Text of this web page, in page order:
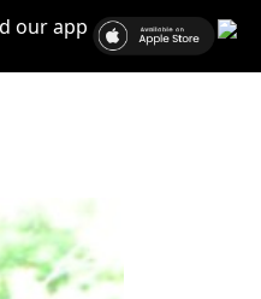
our app